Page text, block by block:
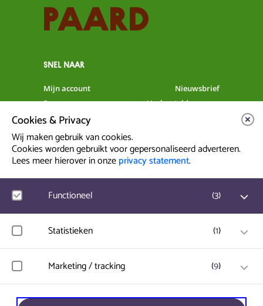
SNEL NAAR
Mijn account
Nieuwsbrief
Programma
Veelgestelde vragen
Partners & Sponsoren
Artiesten info
Prinsegracht 12
info@paard.nl
070 750 34 34
Cookies & Privacy
Wij maken gebruik van cookies.
Cookies worden gebruikt voor gepersonaliseerd adverteren.
Lees meer hierover in onzeprivacy statement.
Functioneel (3)
Google Analytics
gemeten en gebruikersgegevens worden anoniem
verzameld.
Ticketworks
Statistieken (1)
Hotjar
optimalisatie van de website.
Marketing / tracking (9)
Vimeo